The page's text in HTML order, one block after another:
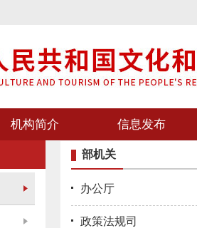
机构简介 信息发布
部机关
办公厅
政策法规司